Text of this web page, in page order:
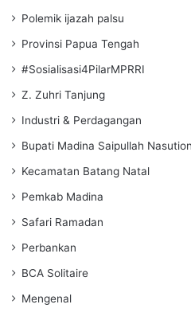
Polemik ijazah palsu
Provinsi Papua Tengah
#Sosialisasi4PilarMPRRI
Z. Zuhri Tanjung
Industri & Perdagangan
Bupati Madina Saipullah Nasution
Kecamatan Batang Natal
Pemkab Madina
Safari Ramadan
Perbankan
BCA Solitaire
Mengenal